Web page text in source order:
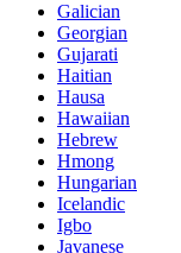
Galician
Georgian
Gujarati
Haitian
Hausa
Hawaiian
Hebrew
Hmong
Hungarian
Icelandic
Igbo
Javanese